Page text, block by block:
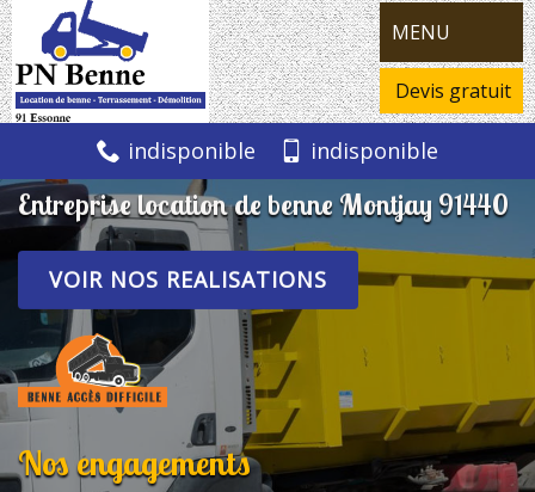
MENU
Devis gratuit
indisponible indisponible
Entreprise location de benne Montjay 91440
VOIR NOS REALISATIONS
Nos engagements